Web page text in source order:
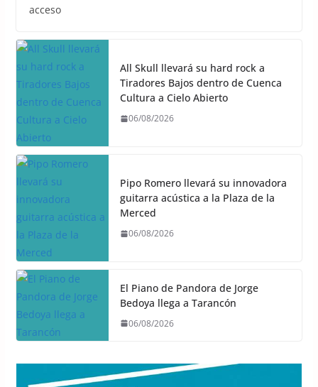
acceso
All Skull llevará su hard rock a
Tiradores Bajos dentro de Cuenca
Cultura a Cielo Abierto
06/08/2026
Pipo Romero llevará su innovadora
guitarra acústica a la Plaza de la
Merced
06/08/2026
El Piano de Pandora de Jorge
Bedoya llega a Tarancón
06/08/2026